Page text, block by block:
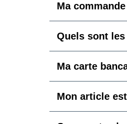
Ma
Quels sont
Ma carte
Mon article